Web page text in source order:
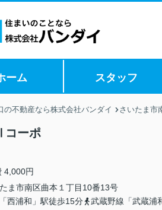
ーム スタッフ
の不動産なら株式会社バンダイ さいたま市
ーポ
4,000円
ま市南区曲本 １丁目10番13号
西浦和」駅徒歩15分
武蔵野線「武蔵浦